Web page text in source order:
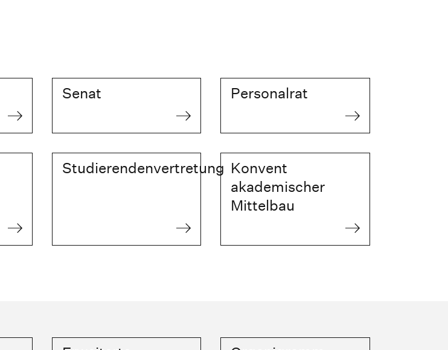
Senat Personalrat
Studierendenvertretung Konvent
akademischer
Mittelbau